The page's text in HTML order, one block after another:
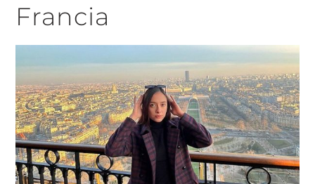
Francia